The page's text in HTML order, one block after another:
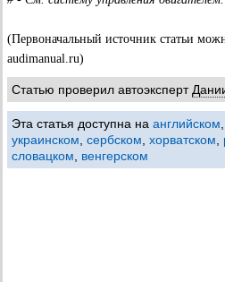
(Первоначальный источник статьи
audimanual.ru)
Статью проверил автоэксперт
Эта статья доступна на английском,
украинском, сербском, хорватском,
словацком, венгерском